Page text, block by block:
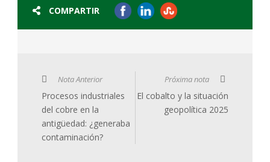
COMPARTIR
Nota Anterior
Procesos industriales
del cobre en la
antigüedad: ¿generaba
contaminación?
Próxima nota
El cobalto y la situación
geopolítica 2025